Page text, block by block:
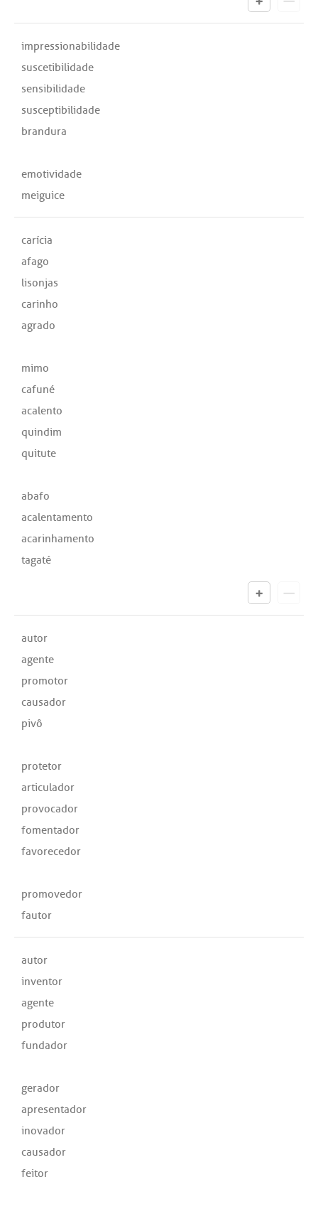
impressionabilidade
suscetibilidade
sensibilidade
susceptibilidade
brandura
emotividade
meiguice
carícia
afago
lisonjas
carinho
agrado
mimo
cafuné
acalento
quindim
quitute
abafo
acalentamento
acarinhamento
tagaté
autor
agente
promotor
causador
pivô
protetor
articulador
provocador
fomentador
favorecedor
promovedor
fautor
autor
inventor
agente
produtor
fundador
gerador
apresentador
inovador
causador
feitor